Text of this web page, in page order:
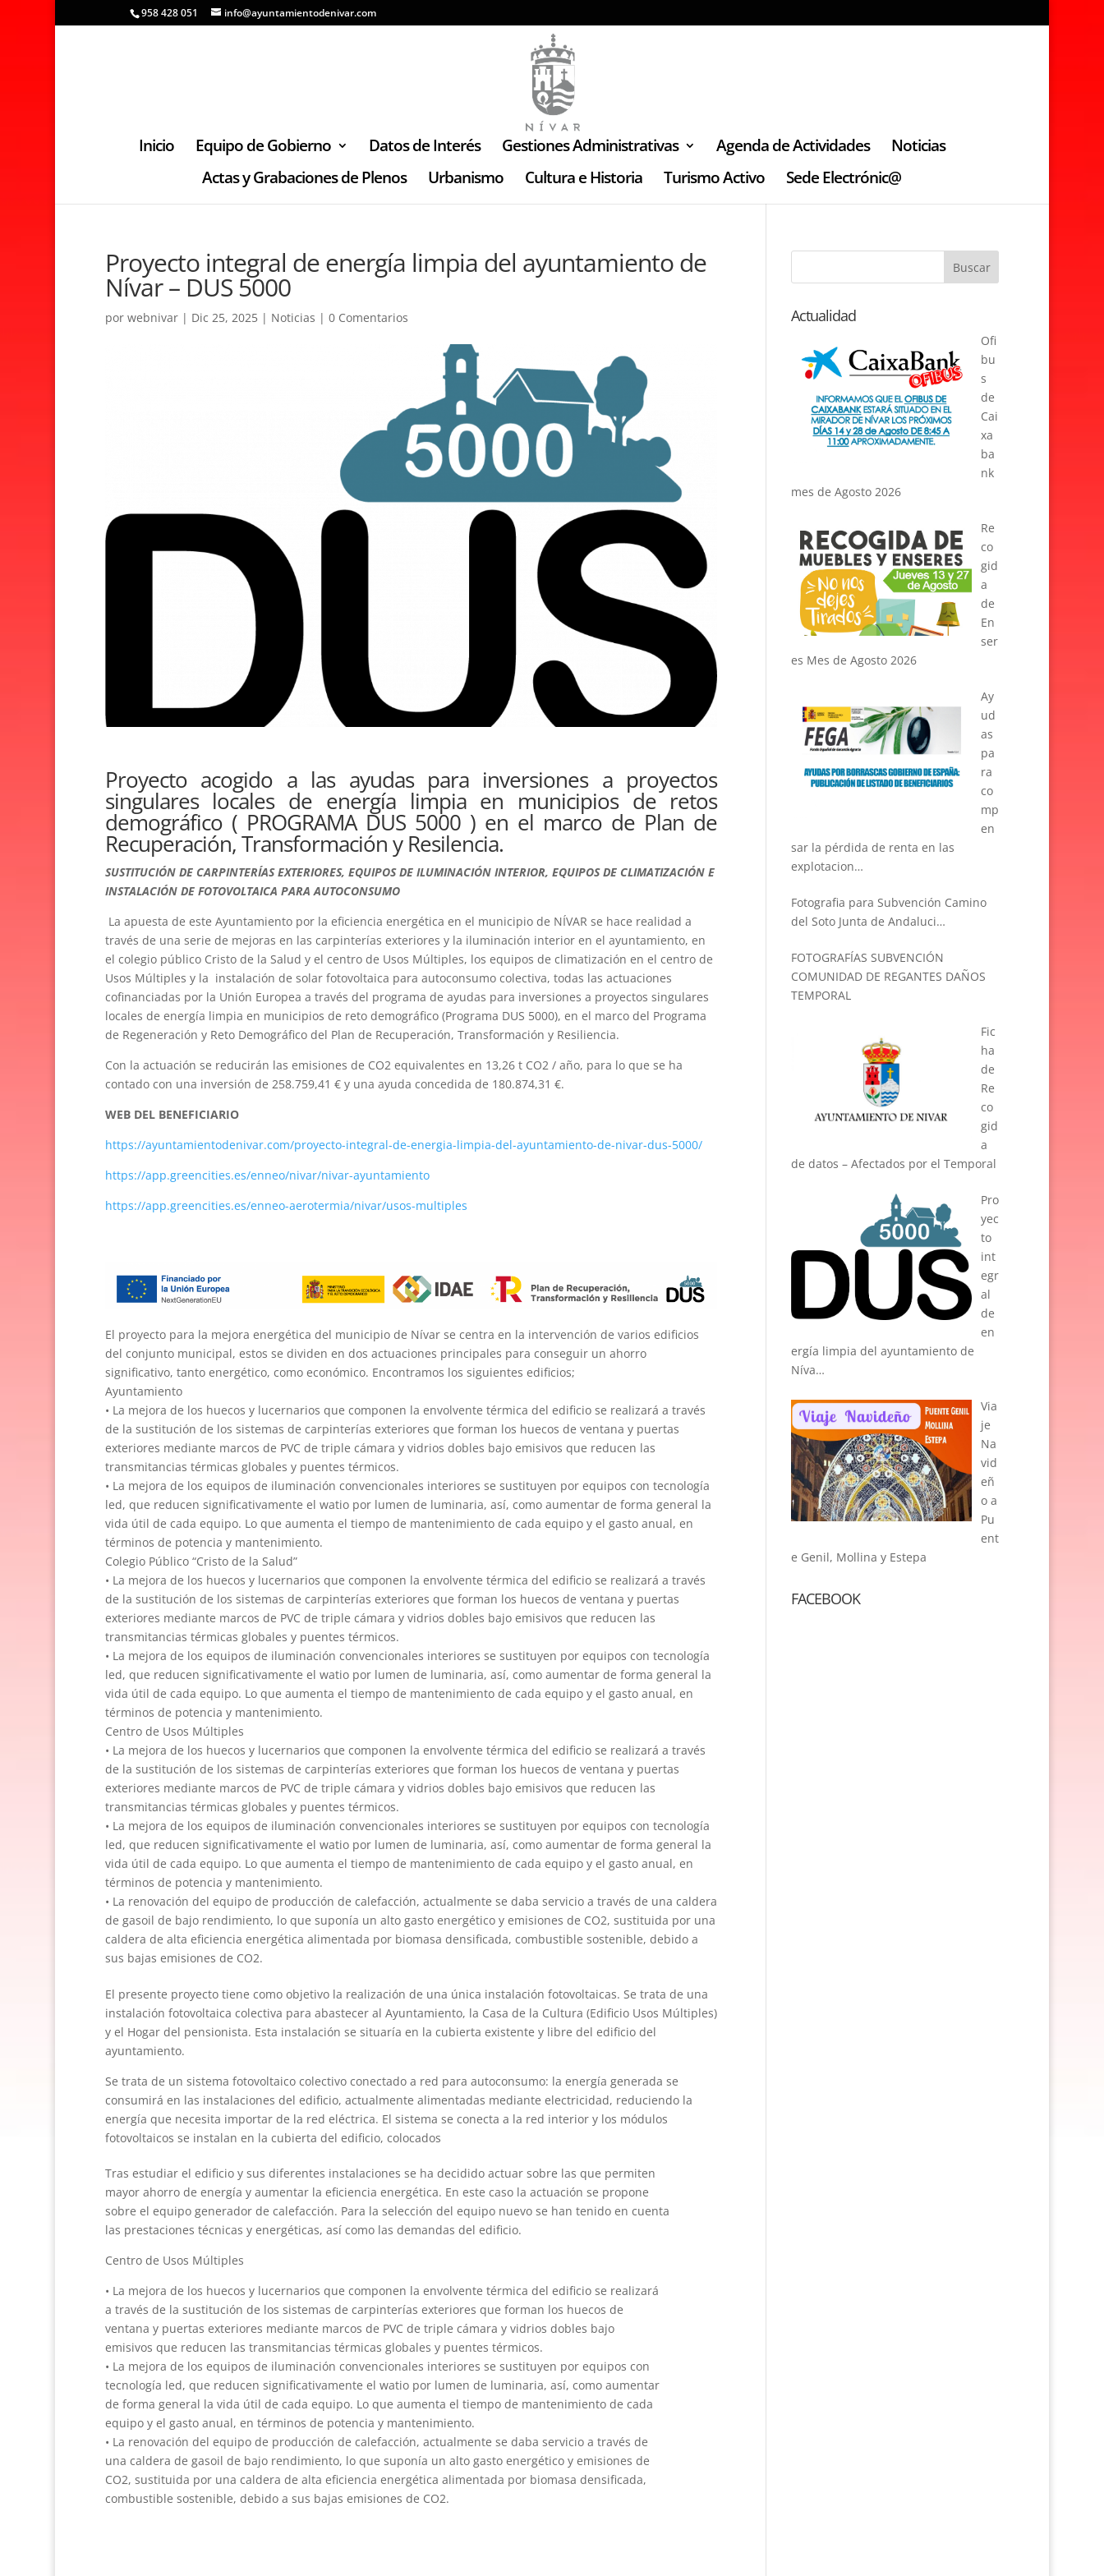
958 428 051 info@ayuntamientodenivar.com
Inicio Equipo de Gobierno Datos de Interés Gestiones Administrativas Agenda de Actividades
Noticias
Actas y Grabaciones de Plenos
Urbanismo Cultura e Historia Turismo Activo Sede Electrónic@
Proyecto integral de energía limpia del ayuntamiento de
Nívar – DUS 5000
por webnivar| Dic 25, 2025| Noticias | 0 Comentarios
Proyecto acogido a las ayudas para inversiones a proyectos
singulares locales de energía limpia en municipios de retos
demográfico ( PROGRAMA DUS 5000 ) en el marco de Plan de
Recuperación, Transformación y Resilencia.
SUSTITUCIÓN DE CARPINTERÍAS EXTERIORES, EQUIPOS DE ILUMINACIÓN INTERIOR, EQUIPOS DE CLIMATIZACIÓN E
INSTALACIÓN DE FOTOVOLTAICA PARA AUTOCONSUMO
La apuesta de este Ayuntamiento por la eficiencia energética en el municipio de NÍVAR se hace realidad a
través de una serie de mejoras en las carpinterías exteriores y la iluminación interior en el ayuntamiento, en
el colegio público Cristo de la Salud y el centro de Usos Múltiples, los equipos de climatización en el centro de
Usos Múltiples y la instalación de solar fotovoltaica para autoconsumo colectiva, todas las actuaciones
cofinanciadas por la Unión Europea a través del programa de ayudas para inversiones a proyectos singulares
locales de energía limpia en municipios de reto demográfico (Programa DUS 5000), en el marco del Programa
de Regeneración y Reto Demográfico del Plan de Recuperación, Transformación y Resiliencia.
Con la actuación se reducirán las emisiones de CO2 equivalentes en 13,26 t CO2 / año, para lo que se ha
contado con una inversión de 258.759,41 € y una ayuda concedida de 180.874,31 €.
WEB DEL BENEFICIARIO
https://ayuntamientodenivar.com/proyecto-integral-de-energia-limpia-del-ayuntamiento-de-nivar-dus-5000/
https://app.greencities.es/enneo/nivar/nivar-ayuntamiento
https://app.greencities.es/enneo-aerotermia/nivar/usos-multiples
El proyecto para la mejora energética del municipio de Nívar se centra en la intervención de varios edificios
del conjunto municipal, estos se dividen en dos actuaciones principales para conseguir un ahorro
significativo, tanto energético, como económico. Encontramos los siguientes edificios;
Ayuntamiento
• La mejora de los huecos y lucernarios que componen la envolvente térmica del edificio se realizará a través
de la sustitución de los sistemas de carpinterías exteriores que forman los huecos de ventana y puertas
exteriores mediante marcos de PVC de triple cámara y vidrios dobles bajo emisivos que reducen las
transmitancias térmicas globales y puentes térmicos.
• La mejora de los equipos de iluminación convencionales interiores se sustituyen por equipos con tecnología
led, que reducen significativamente el watio por lumen de luminaria, así, como aumentar de forma general la
vida útil de cada equipo. Lo que aumenta el tiempo de mantenimiento de cada equipo y el gasto anual, en
términos de potencia y mantenimiento.
Colegio Público “Cristo de la Salud”
• La mejora de los huecos y lucernarios que componen la envolvente térmica del edificio se realizará a través
de la sustitución de los sistemas de carpinterías exteriores que forman los huecos de ventana y puertas
exteriores mediante marcos de PVC de triple cámara y vidrios dobles bajo emisivos que reducen las
transmitancias térmicas globales y puentes térmicos.
• La mejora de los equipos de iluminación convencionales interiores se sustituyen por equipos con tecnología
led, que reducen significativamente el watio por lumen de luminaria, así, como aumentar de forma general la
vida útil de cada equipo. Lo que aumenta el tiempo de mantenimiento de cada equipo y el gasto anual, en
términos de potencia y mantenimiento.
Centro de Usos Múltiples
• La mejora de los huecos y lucernarios que componen la envolvente térmica del edificio se realizará a través
de la sustitución de los sistemas de carpinterías exteriores que forman los huecos de ventana y puertas
exteriores mediante marcos de PVC de triple cámara y vidrios dobles bajo emisivos que reducen las
transmitancias térmicas globales y puentes térmicos.
• La mejora de los equipos de iluminación convencionales interiores se sustituyen por equipos con tecnología
led, que reducen significativamente el watio por lumen de luminaria, así, como aumentar de forma general la
vida útil de cada equipo. Lo que aumenta el tiempo de mantenimiento de cada equipo y el gasto anual, en
términos de potencia y mantenimiento.
• La renovación del equipo de producción de calefacción, actualmente se daba servicio a través de una caldera
de gasoil de bajo rendimiento, lo que suponía un alto gasto energético y emisiones de CO2, sustituida por una
caldera de alta eficiencia energética alimentada por biomasa densificada, combustible sostenible, debido a
sus bajas emisiones de CO2.
El presente proyecto tiene como objetivo la realización de una única instalación fotovoltaicas. Se trata de una
instalación fotovoltaica colectiva para abastecer al Ayuntamiento, la Casa de la Cultura (Edificio Usos Múltiples)
y el Hogar del pensionista. Esta instalación se situaría en la cubierta existente y libre del edificio del
ayuntamiento.
Se trata de un sistema fotovoltaico colectivo conectado a red para autoconsumo: la energía generada se
consumirá en las instalaciones del edificio, actualmente alimentadas mediante electricidad, reduciendo la
energía que necesita importar de la red eléctrica. El sistema se conecta a la red interior y los módulos
fotovoltaicos se instalan en la cubierta del edificio, colocados
Tras estudiar el edificio y sus diferentes instalaciones se ha decidido actuar sobre las que permiten
mayor ahorro de energía y aumentar la eficiencia energética. En este caso la actuación se propone
sobre el equipo generador de calefacción. Para la selección del equipo nuevo se han tenido en cuenta
las prestaciones técnicas y energéticas, así como las demandas del edificio.
Centro de Usos Múltiples
• La mejora de los huecos y lucernarios que componen la envolvente térmica del edificio se realizará
a través de la sustitución de los sistemas de carpinterías exteriores que forman los huecos de
ventana y puertas exteriores mediante marcos de PVC de triple cámara y vidrios dobles bajo
emisivos que reducen las transmitancias térmicas globales y puentes térmicos.
• La mejora de los equipos de iluminación convencionales interiores se sustituyen por equipos con
tecnología led, que reducen significativamente el watio por lumen de luminaria, así, como aumentar
de forma general la vida útil de cada equipo. Lo que aumenta el tiempo de mantenimiento de cada
equipo y el gasto anual, en términos de potencia y mantenimiento.
• La renovación del equipo de producción de calefacción, actualmente se daba servicio a través de
una caldera de gasoil de bajo rendimiento, lo que suponía un alto gasto energético y emisiones de
CO2, sustituida por una caldera de alta eficiencia energética alimentada por biomasa densificada,
combustible sostenible, debido a sus bajas emisiones de CO2.
Actualidad
Ofi
bu
s
de
Cai
xa
ba
nk
mes de Agosto 2026
Re
co
gid
a
de
En
ser
es Mes de Agosto 2026
Ay
ud
as
pa
ra
co
mp
en
sar la pérdida de renta en las
explotacion…
Fotografia para Subvención Camino
del Soto Junta de Andaluci…
FOTOGRAFÍAS SUBVENCIÓN
COMUNIDAD DE REGANTES DAÑOS
TEMPORAL
Fic
ha
de
Re
co
gid
a
de datos – Afectados por el Temporal
Pro
yec
to
int
egr
al
de
en
ergía limpia del ayuntamiento de
Níva…
Via
je
Na
vid
eñ
o a
Pu
ent
e Genil, Mollina y Estepa
FACEBOOK